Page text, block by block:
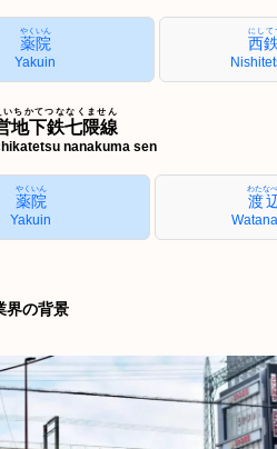
薬院
やくいん
Yakuin
西
にして
地下鉄七隈線
いちかてつななくません
nanakuma sen
薬院
やくいん
Yakuin
渡
わたな
界の背景